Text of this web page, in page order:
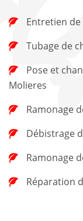
Entretien de
Tubage de
Molieres
Ramonage
Débistrage
Ramonage
Réparation